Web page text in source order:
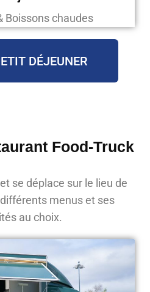
Boissons chaudes
DÉJEUNER
Food-Truck
se déplace sur le lieu de
menus et ses
au choix.